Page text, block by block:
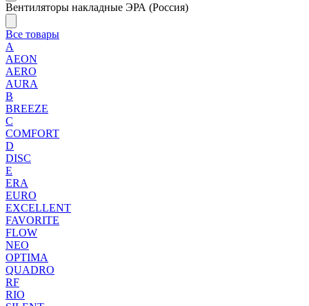
Вентиляторы накладные ЭРА (Россия)
Все товары
A
AEON
AERO
AURA
B
BREEZE
C
COMFORT
D
DISC
E
ERA
EURO
EXCELLENT
FAVORITE
FLOW
NEO
OPTIMA
QUADRO
RF
RIO